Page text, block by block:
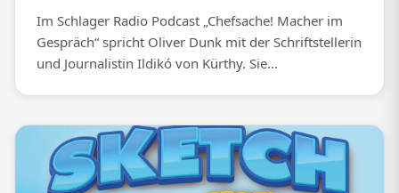
Im Schlager Radio Podcast „Chefsache! Macher im
Gespräch“ spricht Oliver Dunk mit der Schriftstellerin
und Journalistin Ildikó von Kürthy. Sie...